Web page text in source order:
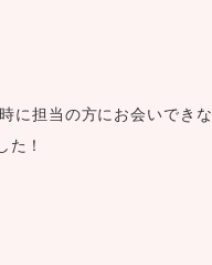
に担当の方にお会いできな
！